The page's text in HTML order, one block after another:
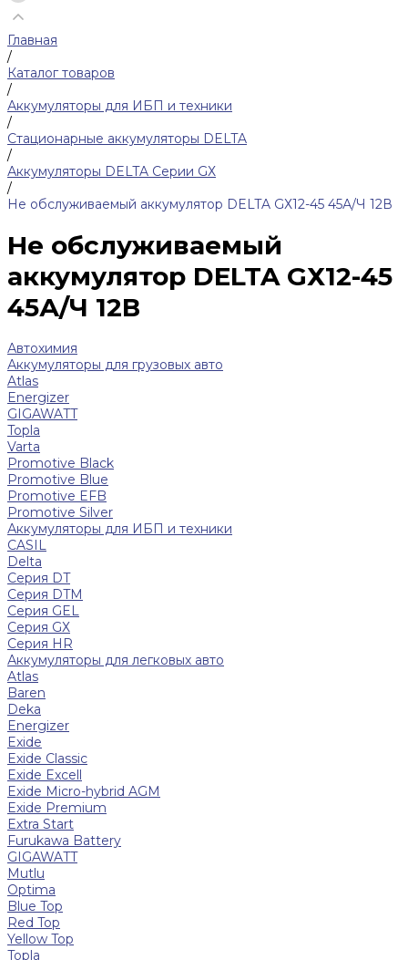
Главная
/
Каталог товаров
/
Аккумуляторы для ИБП и техники
/
Стационарные аккумуляторы DELTA
/
Аккумуляторы DELTA Серии GХ
/
Не обслуживаемый аккумулятор DELTA GХ12-45 45А/Ч 12В
Не обслуживаемый
аккумулятор DELTA GХ12-45
45А/Ч 12В
Автохимия
Аккумуляторы для грузовых авто
Atlas
Energizer
GIGAWATT
Topla
Varta
Promotive Black
Promotive Blue
Promotive EFB
Promotive Silver
Аккумуляторы для ИБП и техники
CASIL
Delta
Серия DT
Серия DTM
Серия GEL
Серия GХ
Серия HR
Аккумуляторы для легковых авто
Atlas
Baren
Deka
Energizer
Exide
Exide Classic
Exide Excell
Exide Micro-hybrid AGM
Exide Premium
Extra Start
Furukawa Battery
GIGAWATT
Mutlu
Optima
Blue Top
Red Top
Yellow Top
Topla